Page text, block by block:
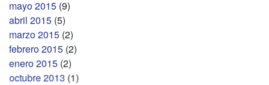
mayo 2015 (9)
abril 2015 (5)
marzo 2015 (2)
febrero 2015 (2)
enero 2015 (2)
octubre 2013 (1)